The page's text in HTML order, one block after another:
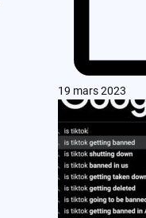
19 mars 2023